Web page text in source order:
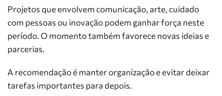
Projetos que envolvem comunicação, arte, cuidado
com pessoas ou inovação podem ganhar força neste
período. O momento também favorece novas ideias e
parcerias.
A recomendação é manter organização e evitar deixar
tarefas importantes para depois.